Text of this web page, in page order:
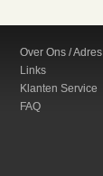
Over Ons / Adres
Links
Klanten Service
FAQ